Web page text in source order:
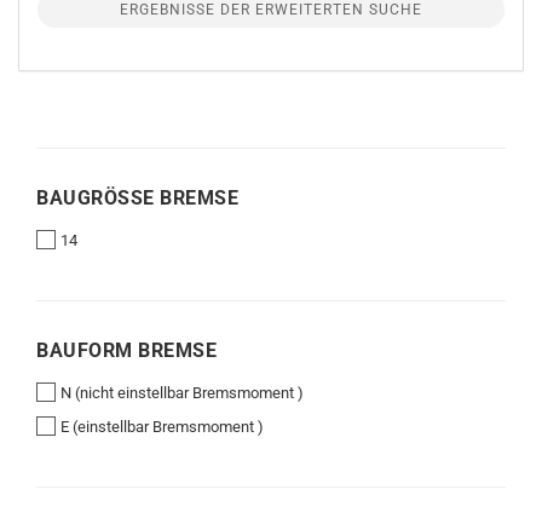
ERGEBNISSE DER ERWEITERTEN SUCHE
BAUGRÖSSE B
BAUGRÖSSE BREMSE
14
BAUFORM
BAUFORM BREMSE
N (nicht einstellbar Bremsmoment )
E (einstellbar Bremsmoment )